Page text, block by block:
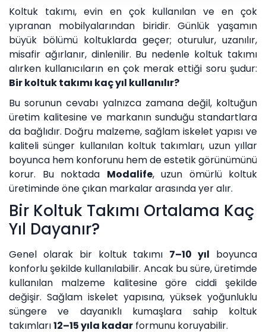
Koltuk takımı, evin en çok kullanılan ve en çok
yıpranan mobilyalarından biridir. Günlük yaşamın
büyük bölümü koltuklarda geçer; oturulur, uzanılır,
misafir ağırlanır, dinlenilir. Bu nedenle koltuk takımı
alırken kullanıcıların en çok merak ettiği soru şudur:
Bir koltuk takımı kaç yıl kullanılır?
Bu sorunun cevabı yalnızca zamana değil, koltuğun
üretim kalitesine ve markanın sunduğu standartlara
da bağlıdır. Doğru malzeme, sağlam iskelet yapısı ve
kaliteli sünger kullanılan koltuk takımları, uzun yıllar
boyunca hem konforunu hem de estetik görünümünü
korur. Bu noktada Modalife, uzun ömürlü koltuk
üretiminde öne çıkan markalar arasında yer alır.
Bir Koltuk Takımı Ortalama Kaç
Yıl Dayanır?
Genel olarak bir koltuk takımı 7–10 yıl boyunca
konforlu şekilde kullanılabilir. Ancak bu süre, üretimde
kullanılan malzeme kalitesine göre ciddi şekilde
değişir. Sağlam iskelet yapısına, yüksek yoğunluklu
süngere ve dayanıklı kumaşlara sahip koltuk
takımları12–15 yıla kadar formunu koruyabilir.